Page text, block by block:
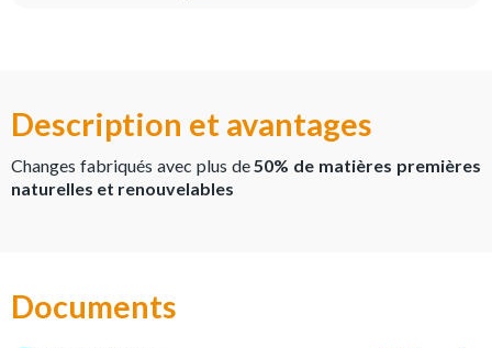
Description et avantages
Changes fabriqués avec plus de 50% de matières premières
naturelles et renouvelables
Documents